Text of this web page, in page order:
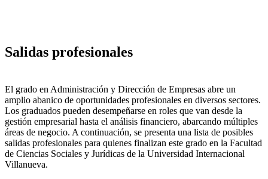
Salidas profesionales
El grado en Administración y Dirección de Empresas abre un
amplio abanico de oportunidades profesionales en diversos sectores.
Los graduados pueden desempeñarse en roles que van desde la
gestión empresarial hasta el análisis financiero, abarcando múltiples
áreas de negocio. A continuación, se presenta una lista de posibles
salidas profesionales para quienes finalizan este grado en la Facultad
de Ciencias Sociales y Jurídicas de la Universidad Internacional
Villanueva.